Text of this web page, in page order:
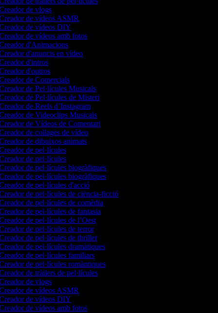
de vlogs
de vídeos ASMR
de vídeos DIY
de vídeos amb fotos
d'Animacions
d'anuncis en vídeo
d'intros
d'outros
de Comercials
de Pel·lícules Musicals
de Pel·lícules de Misteri
de Reels d’Instagram
de Videoclips Musicals
de Vídeos de Comentari
de collages de vídeo
de dibuixos animats
de pel·lícules
de pel·lícules
de pel·lícules biogràfiques
de pel·lícules biogràfiques
de pel·lícules d'acció
de pel·lícules de ciència-ficció
de pel·lícules de comèdia
de pel·lícules de fantasia
de pel·lícules de l’Oest
de pel·lícules de terror
de pel·lícules de thriller
de pel·lícules dramàtiques
de pel·lícules familiars
de pel·lícules romàntiques
de tràilers de pel·lícules
de vlogs
de vídeos ASMR
de vídeos DIY
de vídeos amb fotos